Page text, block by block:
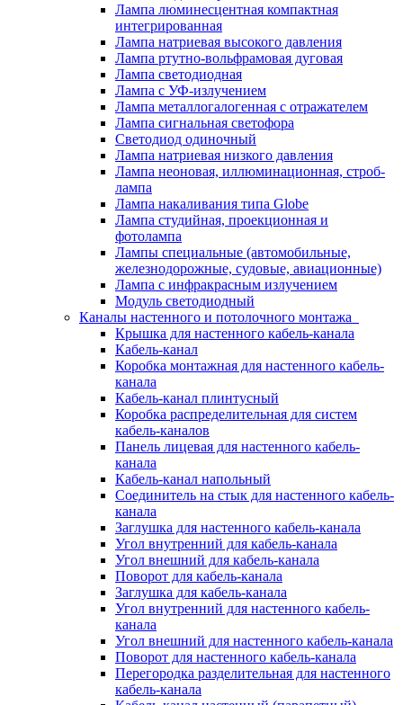
Лампа люминесцентная компактная
интегрированная
Лампа натриевая высокого давления
Лампа ртутно-вольфрамовая дуговая
Лампа светодиодная
Лампа с УФ-излучением
Лампа металлогалогенная с отражателем
Лампа сигнальная светофора
Светодиод одиночный
Лампа натриевая низкого давления
Лампа неоновая, иллюминационная, строб-
лампа
Лампа накаливания типа Globe
Лампа студийная, проекционная и
фотолампа
Лампы специальные (автомобильные,
железнодорожные, судовые, авиационные)
Лампа с инфракрасным излучением
Модуль светодиодный
Каналы настенного и потолочного монтажа
Крышка для настенного кабель-канала
Кабель-канал
Коробка монтажная для настенного кабель-
канала
Кабель-канал плинтусный
Коробка распределительная для систем
кабель-каналов
Панель лицевая для настенного кабель-
канала
Кабель-канал напольный
Соединитель на стык для настенного кабель-
канала
Заглушка для настенного кабель-канала
Угол внутренний для кабель-канала
Угол внешний для кабель-канала
Поворот для кабель-канала
Заглушка для кабель-канала
Угол внутренний для настенного кабель-
канала
Угол внешний для настенного кабель-канала
Поворот для настенного кабель-канала
Перегородка разделительная для настенного
кабель-канала